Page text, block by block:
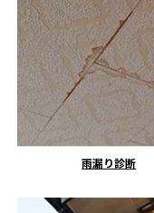
雨漏り診断